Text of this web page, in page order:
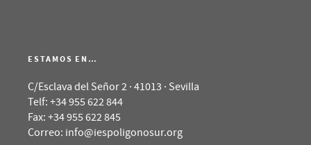
ESTAMOS EN…
C/Esclava del Señor 2 · 41013 · Sevilla
Telf: +34 955 622 844
Fax: +34 955 622 845
Correo: info@iespoligonosur.org